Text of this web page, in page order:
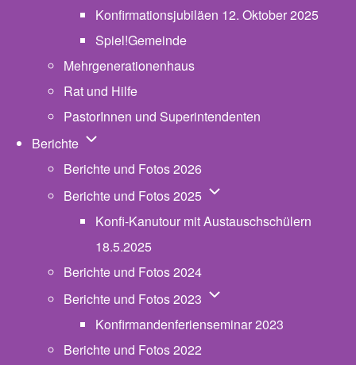
Konfirmationsjubiläen 12. Oktober 2025
Spiel!Gemeinde
Mehrgenerationenhaus
Rat und Hilfe
PastorInnen und Superintendenten
Berichte Unternavigation von Berichte
Berichte und Fotos 2026
Berichte und Fotos 2025 Unternavigation von
Konfi-Kanutour mit Austauschschülern
18.5.2025
Berichte und Fotos 2024
Berichte und Fotos 2023 Unternavigation von
Konfirmandenferienseminar 2023
Berichte und Fotos 2022